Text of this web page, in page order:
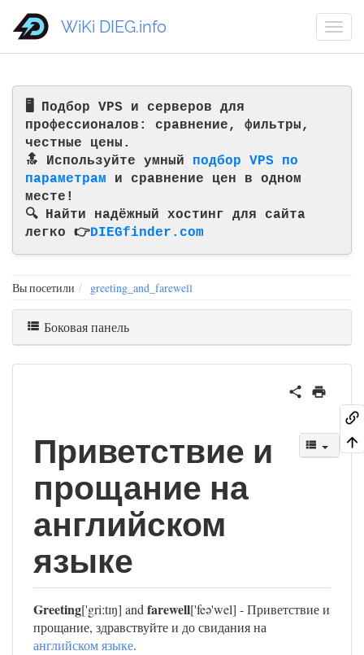
🖥️ Подбор VPS и серверов для
профессионалов: сравнение, фильтры,
честные цены.
🔝 Используйте умный подбор VPS по
параметрам и сравнение цен в одном
месте!
🔍 Найти надёжный хостинг для сайта
легко 👉DIEGfinder.com
WiKi DIEG.info
Вы посетили greeting_and_farewell
Боковая панель
Приветствие и
прощание на
английском
языке
Greeting['griːtɪŋ] and farewell['feə'wel] - Приветствие и
прощание, здравствуйте и до свидания на
английском языке.